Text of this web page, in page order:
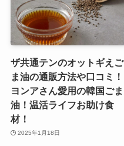
ザ共通テンのオットギえご
ま油の通販方法や口コミ！
ヨンアさん愛用の韓国ごま
油！温活ライフお助け食
材！
2025年1月18日